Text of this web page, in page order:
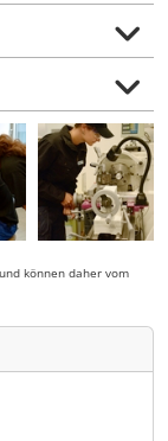
können daher vom